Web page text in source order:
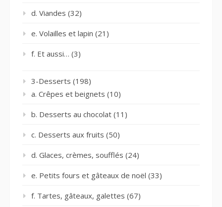
d. Viandes (32)
e. Volailles et lapin (21)
f. Et aussi… (3)
3-Desserts (198)
a. Crêpes et beignets (10)
b. Desserts au chocolat (11)
c. Desserts aux fruits (50)
d. Glaces, crèmes, soufflés (24)
e. Petits fours et gâteaux de noël (33)
f. Tartes, gâteaux, galettes (67)